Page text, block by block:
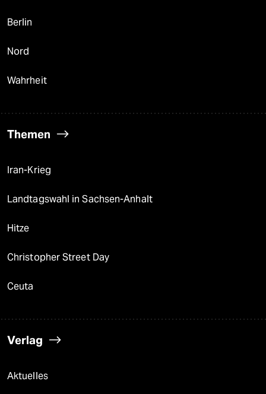
Berlin
Nord
Wahrheit
Themen
Iran-Krieg
Landtagswahl in Sachsen-Anhalt
Hitze
Christopher Street Day
Ceuta
Verlag
Aktuelles